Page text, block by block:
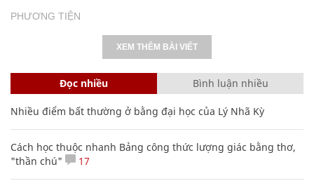
PHƯƠNG TIỆN
XEM THÊM BÀI VIẾT
Đọc nhiều Bình luận nhiều
Nhiều điểm bất thường ở bằng đại học của Lý Nhã Kỳ
Cách học thuộc nhanh Bảng công thức lượng giác bằng thơ,
"thần chú"
17